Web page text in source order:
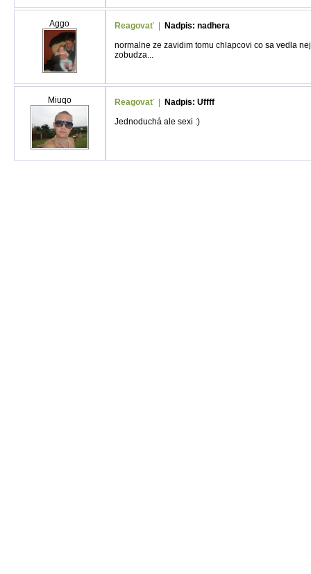
Aggo Reagovať
Nadpis: nadhera
normalne ze zavidim tomu chlapcovi co sa vedla
zobudza...
Miuqo Reagovať
Nadpis: Uffff
Jednoduchá ale sexi :)